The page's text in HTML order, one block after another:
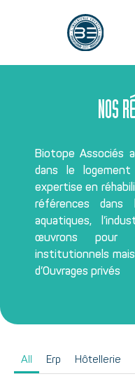
NOS
Biotope Associés
dans le
expertise en
références dans
aquatiques,
œuvrons pour
institutionnels
d’Ouvrages privés
All Erp Hôtellerie